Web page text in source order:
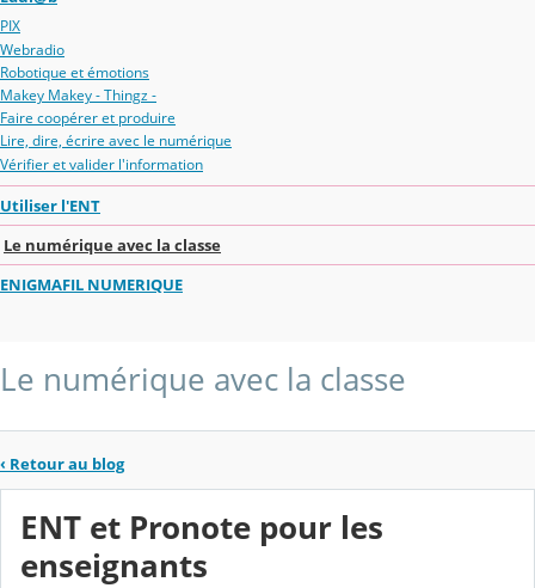
PIX
Webradio
Robotique et émotions
Makey Makey - Thingz -
Faire coopérer et produire
Lire, dire, écrire avec le numérique
Vérifier et valider l'information
Utiliser l'ENT
Le numérique avec la classe
ENIGMAFIL NUMERIQUE
Le numérique avec la classe
‹ Retour au blog
ENT et Pronote pour les
enseignants